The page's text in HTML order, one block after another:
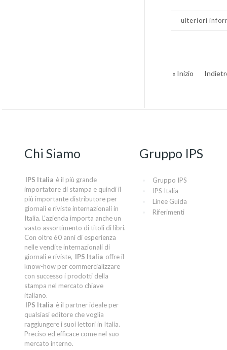
ulteriori
« Inizio
Chi Siamo
IPS Italia è il più grande
importatore di stampa e quindi il
più importante distributore per
giornali e riviste internazionali in
Italia. L'azienda importa anche un
vasto assortimento di titoli di libri.
Con oltre 60 anni di esperienza
nelle vendite internazionali di
giornali e riviste, IPS Italia offre il
know-how per commercializzare
con successo i prodotti della
stampa nel mercato chiave
italiano.
IPS Italia è il partner ideale per
qualsiasi editore che voglia
raggiungere i suoi lettori in Italia.
Preciso ed efficace come nel suo
mercato interno.
Gruppo IPS
Gruppo IPS
IPS Italia
Linee Guida
Riferimenti